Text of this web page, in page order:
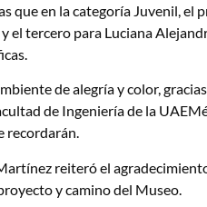
que en la categoría Juvenil, el
el tercero para Luciana
de alegría y color,
de Ingeniería de la
recordarán.
reiteró el
y camino del Museo.